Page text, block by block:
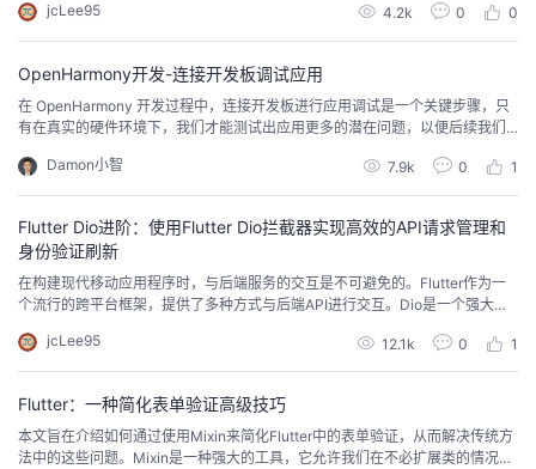
jcLee95
4.2k 0 0
OpenHarmony开发-连接开发板调试应用
在 OpenHarmony 开发过程中，连接开发板进行应用调试是一个关键步骤，只
有在真实的硬件环境下，我们才能测试出应用更多的潜在问题，以便后续我们
Damon小智
7.9k 0 1
Flutter Dio进阶：使用Flutter Dio拦截器实现高效的API请求管理和
身份验证刷新
在构建现代移动应用程序时，与后端服务的交互是不可避免的。Flutter作为一
个流行的跨平台框架，提供了多种方式与后端API进行交互。Dio是一个强大的
能，非常适合用于Flutter应用程序中进行网络请求。本文将深入探讨如何在Flut
ter中使用Dio的拦截器功能，以实现高效的API请求管理和身份验证刷新。
jcLee95 12.1k 0 1
Flutter：一种简化表单验证高级技巧
本文旨在介绍如何通过使用Mixin来简化Flutter中的表单验证，从而解决传统方
法中的这些问题。Mixin是一种强大的工具，它允许我们在不必扩展类的情况下